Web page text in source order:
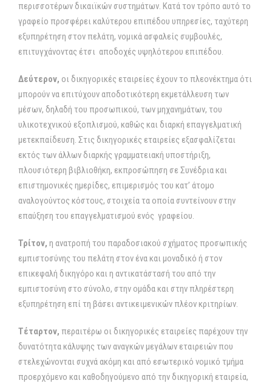
περισσοτέρων δικαιϊκών συστημάτων. Κατά τον τρόπο αυτό το
γραφείο προσφέρει καλύτερου επιπέδου υπηρεσίες, ταχύτερη
εξυπηρέτηση στον πελάτη, νομικά ασφαλείς συμβουλές,
επιτυγχάνοντας έτσι αποδοχές υψηλότερου επιπέδου.
Δεύτερον, οι δικηγορικές εταιρείες έχουν το πλεονέκτημα ότι
μπορούν να επιτύχουν αποδοτικότερη εκμετάλλευση των
μέσων, δηλαδή του προσωπικού, των μηχανημάτων, του
υλικοτεχνικού εξοπλισμού, καθώς και διαρκή επαγγελματική
μετεκπαίδευση. Στις δικηγορικές εταιρείες εξασφαλίζεται
εκτός των άλλων διαρκής γραμματειακή υποστήριξη,
πλουσιότερη βιβλιοθήκη, εκπροσώπηση σε Συνέδρια και
επιστημονικές ημερίδες, επιμερισμός του κατ’ άτομο
αναλογούντος κόστους, στοιχεία τα οποία συντείνουν στην
επαύξηση του επαγγελματισμού ενός γραφείου.
Τρίτον, η ανατροπή του παραδοσιακού σχήματος προσωπικής
εμπιστοσύνης του πελάτη στον ένα και μοναδικό ή στον
επικεφαλή δικηγόρο και η αντικατάστασή του από την
εμπιστοσύνη στο σύνολο, στην ομάδα και στην πληρέστερη
εξυπηρέτηση επί τη βάσει αντικειμενικών πλέον κριτηρίων.
Τέταρτον, περαιτέρω οι δικηγορικές εταιρείες παρέχουν την
δυνατότητα κάλυψης των αναγκών μεγάλων εταιρειών που
στελεχώνονται συχνά ακόμη και από εσωτερικό νομικό τμήμα
προερχόμενο και καθοδηγούμενο από την δικηγορική εταιρεία,